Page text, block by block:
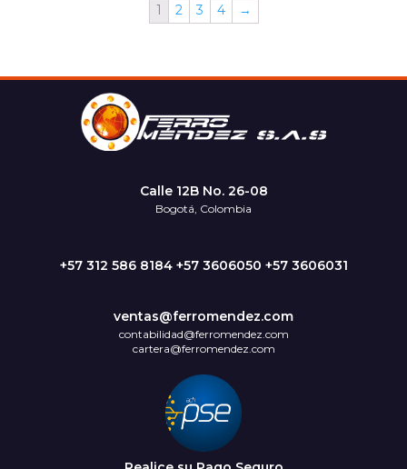
1 2 3 4 →
Calle 12B No. 26-08
Bogotá, Colombia
+57 312 586 8184 +57 3606050 +57 3606031
ventas@ferromendez.com
contabilidad@ferromendez.com
cartera@ferromendez.com